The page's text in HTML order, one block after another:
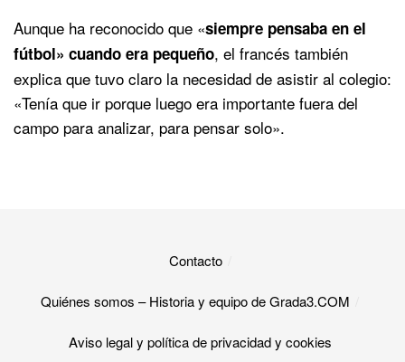
Aunque ha reconocido que «siempre pensaba en el
fútbol» cuando era pequeño, el francés también
explica que tuvo claro la necesidad de asistir al colegio:
«Tenía que ir porque luego era importante fuera del
campo para analizar, para pensar solo».
Contacto
Quiénes somos – Historia y equipo de Grada3.COM
Aviso legal y política de privacidad y cookies​